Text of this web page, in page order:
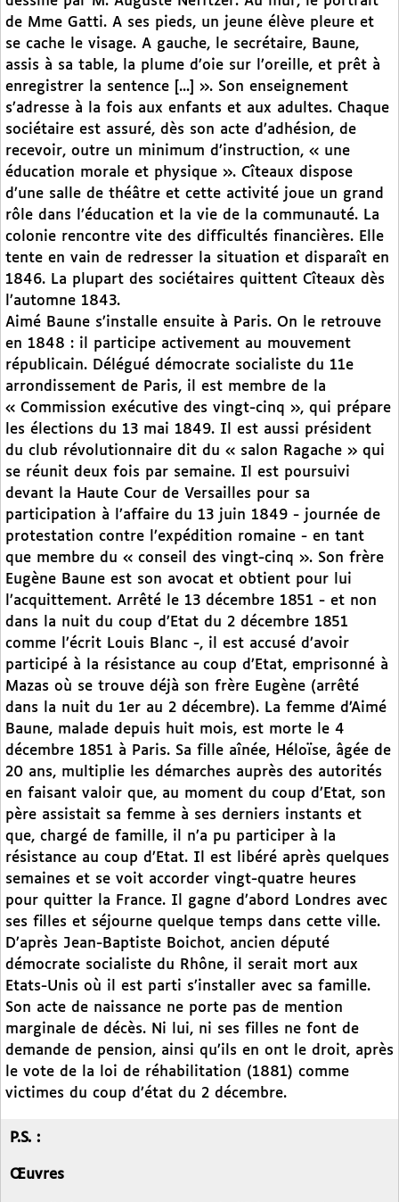
de Mme Gatti. A ses pieds, un jeune élève pleure et
se cache le visage. A gauche, le secrétaire, Baune,
assis à sa table, la plume d’oie sur l’oreille, et prêt à
enregistrer la sentence [...] ». Son enseignement
s’adresse à la fois aux enfants et aux adultes. Chaque
sociétaire est assuré, dès son acte d’adhésion, de
recevoir, outre un minimum d’instruction, « une
éducation morale et physique ». Cîteaux dispose
d’une salle de théâtre et cette activité joue un grand
rôle dans l’éducation et la vie de la communauté. La
colonie rencontre vite des difficultés financières. Elle
tente en vain de redresser la situation et disparaît en
1846. La plupart des sociétaires quittent Cîteaux dès
l’automne 1843.
Aimé Baune s’installe ensuite à Paris. On le retrouve
en 1848 : il participe activement au mouvement
républicain. Délégué démocrate socialiste du 11e
arrondissement de Paris, il est membre de la
« Commission exécutive des vingt-cinq », qui prépare
les élections du 13 mai 1849. Il est aussi président
du club révolutionnaire dit du « salon Ragache » qui
se réunit deux fois par semaine. Il est poursuivi
devant la Haute Cour de Versailles pour sa
participation à l’affaire du 13 juin 1849 - journée de
protestation contre l’expédition romaine - en tant
que membre du « conseil des vingt-cinq ». Son frère
Eugène Baune est son avocat et obtient pour lui
l’acquittement. Arrêté le 13 décembre 1851 - et non
dans la nuit du coup d’Etat du 2 décembre 1851
comme l’écrit Louis Blanc -, il est accusé d’avoir
participé à la résistance au coup d’Etat, emprisonné à
Mazas où se trouve déjà son frère Eugène (arrêté
dans la nuit du 1er au 2 décembre). La femme d’Aimé
Baune, malade depuis huit mois, est morte le 4
décembre 1851 à Paris. Sa fille aînée, Héloïse, âgée de
20 ans, multiplie les démarches auprès des autorités
en faisant valoir que, au moment du coup d’Etat, son
père assistait sa femme à ses derniers instants et
que, chargé de famille, il n’a pu participer à la
résistance au coup d’Etat. Il est libéré après quelques
semaines et se voit accorder vingt-quatre heures
pour quitter la France. Il gagne d’abord Londres avec
ses filles et séjourne quelque temps dans cette ville.
D’après Jean-Baptiste Boichot, ancien député
démocrate socialiste du Rhône, il serait mort aux
Etats-Unis où il est parti s’installer avec sa famille.
Son acte de naissance ne porte pas de mention
marginale de décès. Ni lui, ni ses filles ne font de
demande de pension, ainsi qu’ils en ont le droit, après
le vote de la loi de réhabilitation (1881) comme
victimes du coup d’état du 2 décembre.
P.S. :
Œuvres